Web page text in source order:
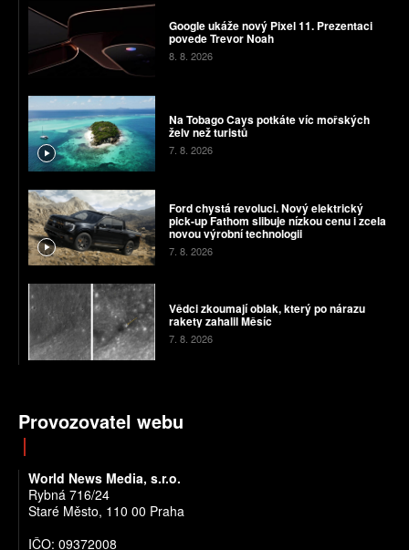
Google ukáže nový Pixel 11. Prezentaci
povede Trevor Noah
8. 8. 2026
Na Tobago Cays potkáte víc mořských
želv než turistů
7. 8. 2026
Ford chystá revoluci. Nový elektrický
pick-up Fathom slibuje nízkou cenu i zcela
novou výrobní technologii
7. 8. 2026
Vědci zkoumají oblak, který po nárazu
rakety zahalil Měsíc
7. 8. 2026
Provozovatel webu
World News Media, s.r.o.
Rybná 716/24
Staré Město, 110 00 Praha
IČO: 09372008